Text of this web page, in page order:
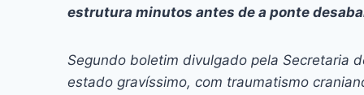
estrutura minutos antes de a ponte
Segundo boletim divulgado pela Secretaria
estado gravíssimo, com traumatismo